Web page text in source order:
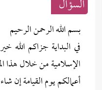
السؤال
بسم الله الرحمن الرحيم
في البداية جزاكم الله
الإسلامية من خلال هذا
أعمالكم يوم القيامة إن